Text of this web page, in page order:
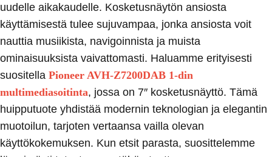
uudelle aikakaudelle. Kosketusnäytön ansiosta
käyttämisestä tulee sujuvampaa, jonka ansiosta voit
nauttia musiikista, navigoinnista ja muista
ominaisuuksista vaivattomasti. Haluamme erityisesti
suositella Pioneer AVH-Z7200DAB 1-din
multimediasoitinta, jossa on 7″ kosketusnäyttö. Tämä
huipputuote yhdistää modernin teknologian ja elegantin
muotoilun, tarjoten vertaansa vailla olevan
käyttökokemuksen. Kun etsit parasta, suosittelemme